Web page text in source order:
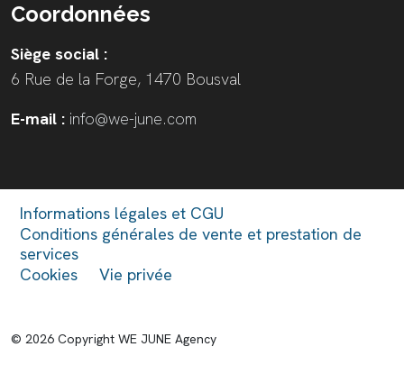
Coordonnées
Siège social :
6 Rue de la Forge, 1470 Bousval
E-mail : info@we-june.com
Informations légales et CGU
Conditions générales de vente et prestation de
services
Cookies
Vie privée
© 2026 Copyright WE JUNE Agency